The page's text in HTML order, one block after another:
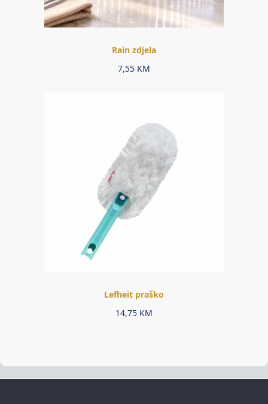
Rain zdjela
7,55 KM
Lefheit praško
14,75 KM